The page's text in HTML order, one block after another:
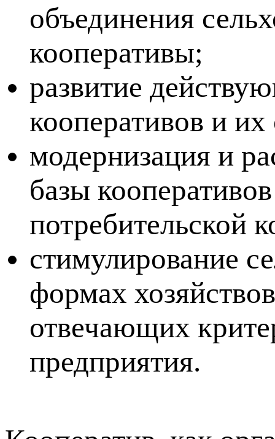
объединения
кооперативы;
развитие
кооперативов и
модернизация и
базы
потребительской
стимулирование
формах
отвечающих
предприятия.